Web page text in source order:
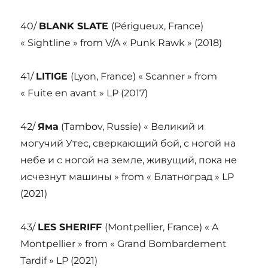
40/ BLANK SLATE (Périgueux, France)
« Sightline » from V/A « Punk Rawk » (2018)
41/ LITIGE (Lyon, France) « Scanner » from
« Fuite en avant » LP (2017)
42/Яма (Tambov, Russie) « Великий и
могучий Утес, сверкающий бой, с ногой на
небе и с ногой на земле, живущий, пока не
исчезнут машины » from « Блатноград » LP
(2021)
43/ LES SHERIFF (Montpellier, France) « A
Montpellier » from « Grand Bombardement
Tardif » LP (2021)